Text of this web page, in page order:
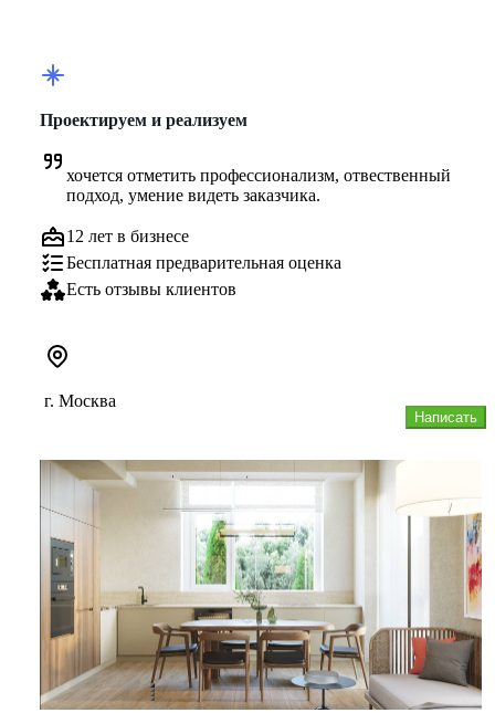
Проектируем и реализуем
хочется отметить профессионализм, отвественный
подход, умение видеть заказчика.
12 лет в бизнесе
Бесплатная предварительная оценка
Есть отзывы клиентов
Написать
г. Москва